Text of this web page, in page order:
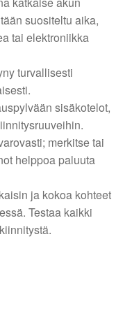
suositeltu aika,
tai elektroniikka
turvallisesti
sisäkotelot,
merkitse tai
helppoa paluuta
ja kokoa kohteet
Testaa kaikki